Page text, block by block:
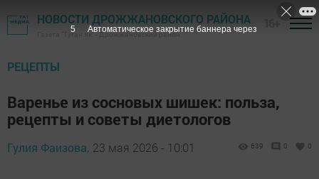
НОВОСТИ ДРОЖЖАНОВСКОГО РАЙОНА
Газета "Туган як" - Дрожжановский район
РЕЦЕПТЫ
Варенье из сосновых шишек: польза,
рецепты и советы диетологов
Гулия Фаизова, 23 мая 2026 - 10:01 639 0 0
4 Автоматическое закрытие баннера через